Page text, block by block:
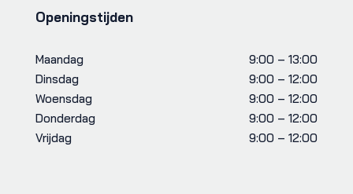
Openingstijden
Maandag
9:00 – 13:00
Dinsdag
9:00 – 12:00
Woensdag
9:00 – 12:00
Donderdag
9:00 – 12:00
Vrijdag
9:00 – 12:00